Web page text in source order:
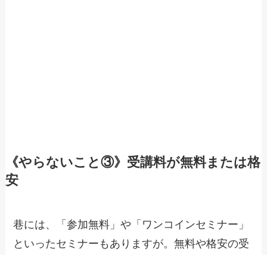
《やらないこと③》受講料が無料または格
安
巷には、「参加無料」や「ワンコインセミナー」
といったセミナーもありますが。無料や格安の受